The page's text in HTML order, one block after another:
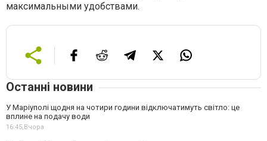
максимальными удобствами.
Останні новини
У Маріуполі щодня на чотири години відключатимуть світло: це
вплине на подачу води
16:45,Вчора